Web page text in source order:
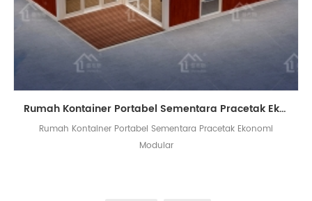
Rumah Kontainer Portabel Sementara Pracetak Ekonomi Modular
Rumah Kontainer Portabel Sementara Pracetak Ekonomi
Modular